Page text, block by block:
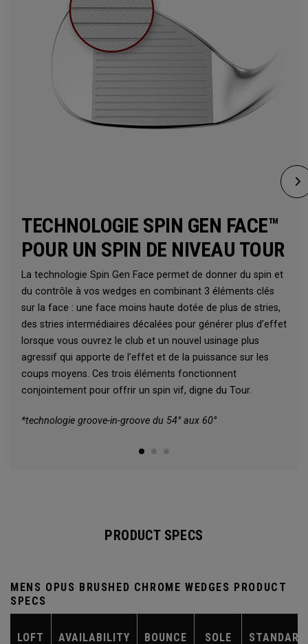
TECHNOLOGIE SPIN GEN FACE™
POUR UN SPIN DE NIVEAU TOUR
La technologie Spin Gen Face permet de donner du spin et
du contrôle à vos wedges en combinant 3 éléments clés
sur la face : une face moins haute dotée de plus de stries,
des stries intermédiaires décalées pour générer plus d’effet
lorsque vous ouvrez le club et un nouvel usinage plus
agressif qui apporte de l’effet et de la puissance sur les
coups moyens. Ces trois éléments fonctionnent
conjointement pour offrir un spin vif, digne du Tour.
*technologie groove-in-groove du 54° aux 60°
PRODUCT SPECS
MENS OPUS BRUSHED CHROME WEDGES PRODUCT
SPECS
LOFT AVAILABILITY BOUNCE SOLE